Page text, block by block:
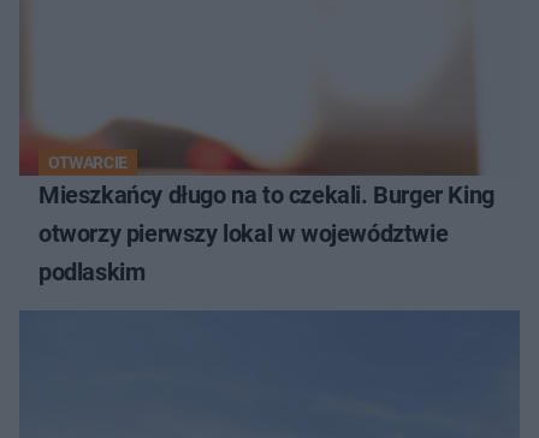
OTWARCIE
Mieszkańcy długo na to czekali. Burger King
otworzy pierwszy lokal w województwie
podlaskim